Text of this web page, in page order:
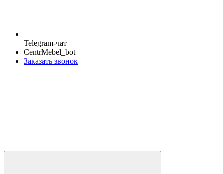
Telegram-чат
CentrMebel_bot
Заказать звонок